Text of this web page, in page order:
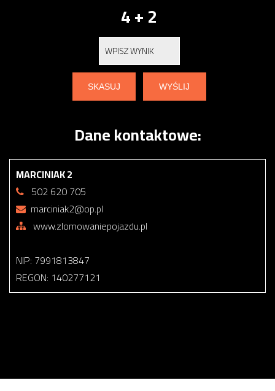
4 + 2
Dane kontaktowe:
MARCINIAK 2
502 620 705
marciniak2@op.pl
www.zlomowaniepojazdu.pl
NIP: 7991813847
REGON: 140277121